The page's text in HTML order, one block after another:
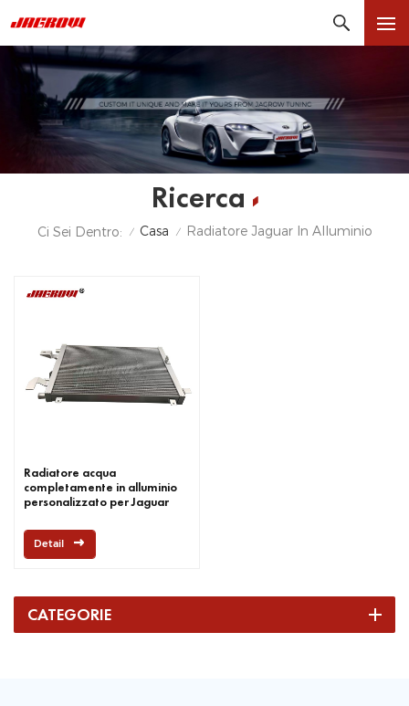
Ricerca
Ci Sei Dentro: / Casa / Radiatore Jaguar In Alluminio
Radiatore acqua
completamente in alluminio
personalizzato per Jaguar
Detail
CATEGORIE